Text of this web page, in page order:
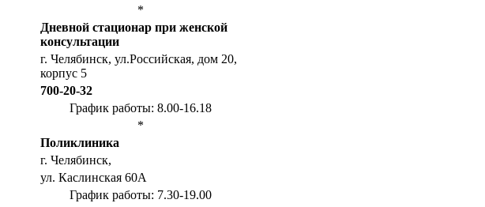
*
Дневной стационар при женской
консультации
г. Челябинск, ул.Российская, дом 20,
корпус 5
700-20-32
График работы: 8.00-16.18
*
Поликлиника
г. Челябинск,
ул. Каслинская 60А
График работы: 7.30-19.00